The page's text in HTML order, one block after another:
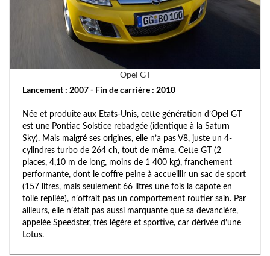
Opel GT
Lancement : 2007 - Fin de carrière : 2010
Née et produite aux Etats-Unis, cette génération d’Opel GT
est une Pontiac Solstice rebadgée (identique à la Saturn
Sky). Mais malgré ses origines, elle n’a pas V8, juste un 4-
cylindres turbo de 264 ch, tout de même. Cette GT (2
places, 4,10 m de long, moins de 1 400 kg), franchement
performante, dont le coffre peine à accueillir un sac de sport
(157 litres, mais seulement 66 litres une fois la capote en
toile repliée), n’offrait pas un comportement routier sain. Par
ailleurs, elle n’était pas aussi marquante que sa devancière,
appelée Speedster, très légère et sportive, car dérivée d’une
Lotus.